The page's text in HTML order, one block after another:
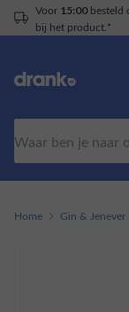
Voor 15:00besteld
bij het product.*
Home Gin & Jenever